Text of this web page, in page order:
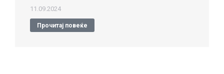
11.09.2024
Прочитај повеќе